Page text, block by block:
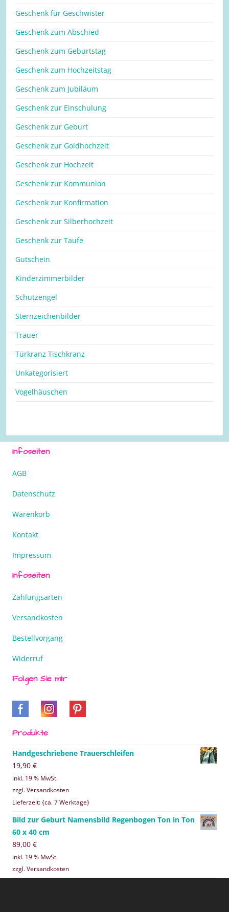
Geschenk für Geschwister
Geschenk zum Abschied
Geschenk zum Geburtstag
Geschenk zum Hochzeitstag
Geschenk zum Jubiläum
Geschenk zur Einschulung
Geschenk zur Geburt
Geschenk zur Goldhochzeit
Geschenk zur Hochzeit
Geschenk zur Kommunion
Geschenk zur Konfirmation
Geschenk zur Silberhochzeit
Geschenk zur Taufe
Gutschein
Kinderzimmerbilder
Schutzengel
Sternzeichenbilder
Trauer
Türkranz Tischkranz
Unkategorisiert
Vogelhäuschen
Infoseiten
AGB
Datenschutz
Warenkorb
Kontakt
Impressum
Infoseiten
Zahlungsarten
Versandkosten
Bestellvorgang
Widerruf
Folgen Sie mir
Produkte
Handgeschriebene Trauerschleifen
19,90 €
inkl. 19 % MwSt.
zzgl. Versandkosten
Lieferzeit: {ca. 7 Werktage}
Bild zur Geburt Namensbild Regenbogen Ton in Ton
60 x 40 cm
89,00 €
inkl. 19 % MwSt.
zzgl. Versandkosten